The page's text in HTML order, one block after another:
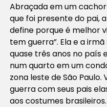
Abraçada em um
que foi presente do pai,
define porque é melhor
tem guerra”. Ela e a irmã
quase três anos no país
num quarto em um
zona leste de São Paulo.
guerra com seus pais
aos costumes brasileiros.